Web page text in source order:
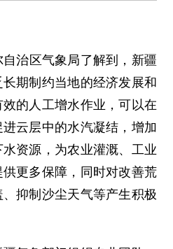
治区气象局了解到，新疆
期制约当地的经济发展和
的人工增水作业，可以在
云层中的水汽凝结，增加
资源，为农业灌溉、工业
更多保障，同时对改善荒
抑制沙尘天气等产生积极